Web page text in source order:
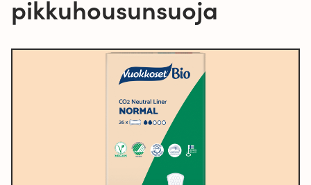
pikkuhousunsuoja